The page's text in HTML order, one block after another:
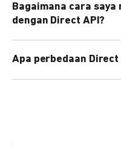
Bagaimana cara
dengan Direct API?
pemrograman untuk
Apa perbedaan Direct